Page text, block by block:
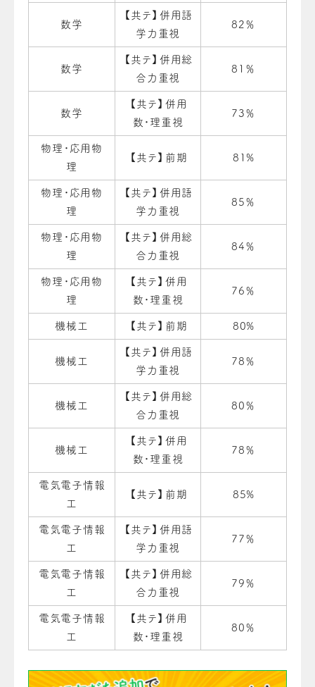
数学
【共テ】併用語
学力重視
82％
数学
【共テ】併用総
合力重視
81％
数学
【共テ】併用
数・理重視
73％
物理・応用物
理
【共テ】前期 81%
物理・応用物
理
【共テ】併用語
学力重視
85％
物理・応用物
理
【共テ】併用総
合力重視
84％
物理・応用物
理
【共テ】併用
数・理重視
76％
機械工 【共テ】前期 80%
機械工
【共テ】併用語
学力重視
78％
機械工
【共テ】併用総
合力重視
80％
機械工
【共テ】併用
数・理重視
78％
電気電子情報
工
【共テ】前期 85%
電気電子情報
工
【共テ】併用語
学力重視
77％
電気電子情報
工
【共テ】併用総
合力重視
79％
電気電子情報
工
【共テ】併用
数・理重視
80％